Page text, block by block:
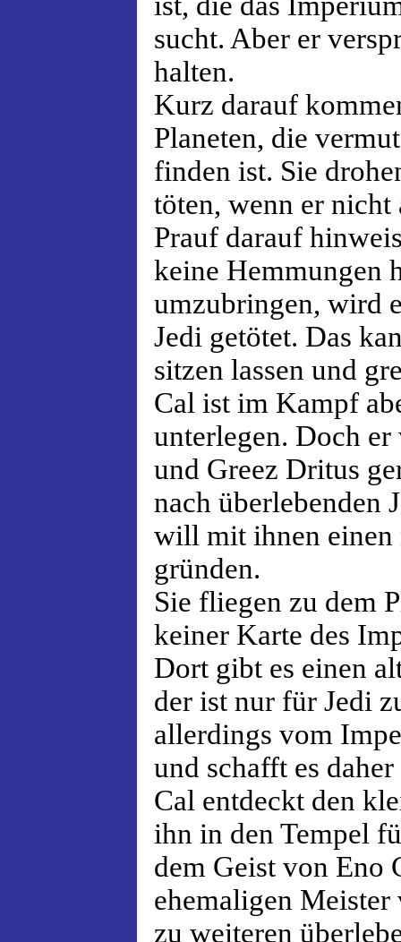
sucht. Aber er
halten.
Kurz darauf
Planeten, die
finden ist. Sie
töten, wenn er
Prauf darauf
keine Hemmungen
umzubringen, wird
Jedi getötet. Das
sitzen lassen und
Cal ist im Kampf
unterlegen. Doch
und Greez Dritus
nach überlebenden
will mit ihnen einen
gründen.
Sie fliegen zu dem
keiner Karte des
Dort gibt es einen
der ist nur für Jedi
allerdings vom
und schafft es
Cal entdeckt den
ihn in den Tempel
dem Geist von Eno
ehemaligen
zu weiteren